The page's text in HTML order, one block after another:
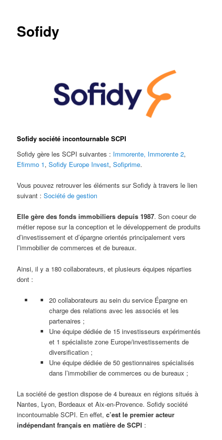
Sofidy
Sofidy société incontournable SCPI
Sofidy gère les SCPI suivantes : Immorente, Immorente 2,
Efimmo 1,Sofidy Europe Invest,Sofiprime.
Vous pouvez retrouver les éléments sur Sofidy à travers le lien
suivant :Société de gestion
Elle gère des fonds immobiliers depuis 1987. Son coeur de
métier repose sur la conception et le développement de produits
d’investissement et d’épargne orientés principalement vers
l’immobilier de commerces et de bureaux.
Ainsi, il y a 180 collaborateurs, et plusieurs équipes réparties
dont :
20 collaborateurs au sein du service Épargne en
charge des relations avec les associés et les
partenaires ;
Une équipe dédiée de 15 investisseurs expérimentés
et 1 spécialiste zone Europe/investissements de
diversification ;
Une équipe dédiée de 50 gestionnaires spécialisés
dans l’immobilier de commerces ou de bureaux ;
La société de gestion dispose de 4 bureaux en régions situés à
Nantes, Lyon, Bordeaux et Aix-en-Provence. Sofidy société
incontournable SCPI. En effet,c’est le premier acteur
indépendant français en matière de SCPI :